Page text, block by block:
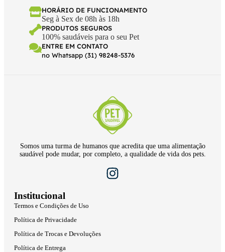
HORÁRIO DE FUNCIONAMENTO
Seg à Sex de 08h às 18h
PRODUTOS SEGUROS
100% saudáveis para o seu Pet
ENTRE EM CONTATO
no Whatsapp (31) 98248-5376
Somos uma turma de humanos que acredita que uma alimentação
saudável pode mudar, por completo, a qualidade de vida dos pets.
Institucional
Termos e Condições de Uso
Política de Privacidade
Política de Trocas e Devoluções
Política de Entrega